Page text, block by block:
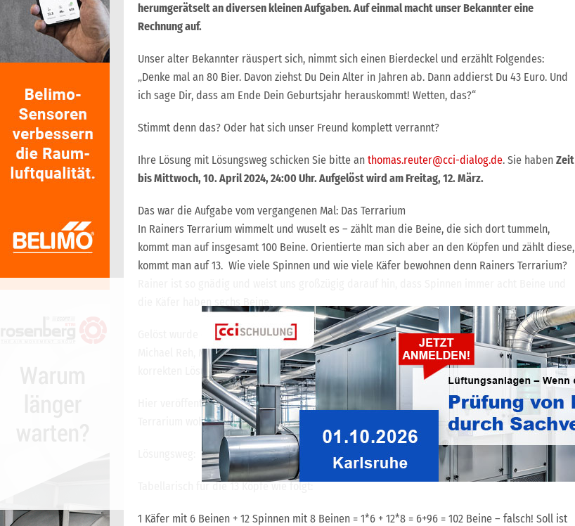
herumgerätselt an diversen kleinen Aufgaben. Auf einmal macht unser Bekannter eine
Rechnung auf.
Unser alter Bekannter räuspert sich, nimmt sich einen Bierdeckel und erzählt Folgendes:
„Denke mal an 80 Bier. Davon ziehst Du Dein Alter in Jahren ab. Dann addierst Du 43 Euro. Und
ich sage Dir, dass am Ende Dein Geburtsjahr herauskommt! Wetten, das?“
Stimmt denn das? Oder hat sich unser Freund komplett verrannt?
Ihre Lösung mit Lösungsweg schicken Sie bitte an thomas.reuter@cci-dialog.de. Sie haben Zeit
bis Mittwoch, 10. April 2024, 24:00 Uhr. Aufgelöst wird am Freitag, 12. März.
Das war die Aufgabe vom vergangenen Mal: Das Terrarium
In Rainers Terrarium wimmelt und wuselt es – zählt man die Beine, die sich dort tummeln,
kommt man auf insgesamt 100 Beine. Orientierte man sich aber an den Köpfen und zählt diese,
kommt man auf 13. Wie viele Spinnen und wie viele Käfer bewohnen denn Rainers Terrarium?
Gelöst wurde das Rätsel von: Thorsten Vogt, Reinhard Siegismund, Ralf Seiffarth, Edgar Mayer,
Michael Reh, Matthias Lubowski, Birgit Baar, Hans-Stefan Selikovsky und Detlef Orth. Um den
korrekten Lösungsweg zu sehen, loggen Sie sich bitte mit Ihren Logindaten ein.
Hier veröffentlichen wir die Lösung von Hans-Stefan Selikovsky. Er schrieb: „In Rainers
Terrarium wohnen11 Spinnen und2 Käfer
Tabellarisch für die 13 Köpfe wie folgt:
1 Käfer mit 6 Beinen + 12 Spinnen mit 8 Beinen = 1*6 + 12*8 = 6+96 = 102 Beine – falsch! Soll ist